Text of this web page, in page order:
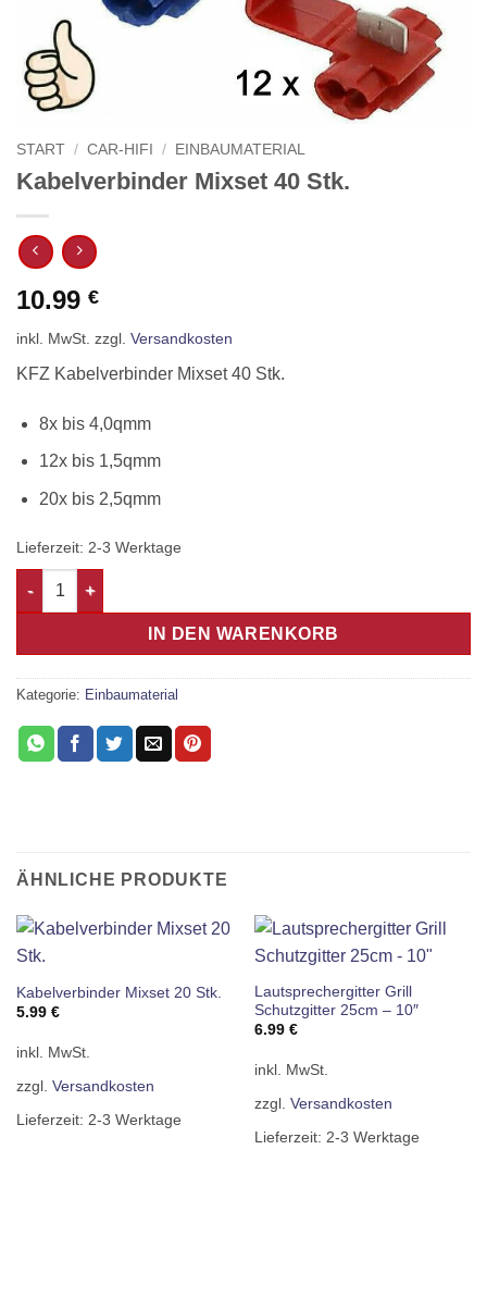
START / CAR-HIFI / EINBAUMATERIAL
Kabelverbinder Mixset 40 Stk.
10.99 €
inkl. MwSt. zzgl. Versandkosten
KFZ Kabelverbinder Mixset 40 Stk.
8x bis 4,0qmm
12x bis 1,5qmm
20x bis 2,5qmm
Lieferzeit: 2-3 Werktage
Kabelverbinder Mixset 40 Stk. Menge
IN DEN WARENKORB
Kategorie: Einbaumaterial
ÄHNLICHE PRODUKTE
Kabelverbinder Mixset 20 Stk.
5.99 €
inkl. MwSt.
zzgl. Versandkosten
Lieferzeit: 2-3 Werktage
Lautsprechergitter Grill
Schutzgitter 25cm – 10″
6.99 €
inkl. MwSt.
zzgl. Versandkosten
Lieferzeit: 2-3 Werktage